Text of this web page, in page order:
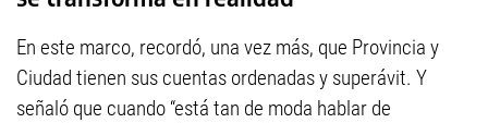
En este marco, recordó, una vez más, que Provincia y
Ciudad tienen sus cuentas ordenadas y superávit. Y
señaló que cuando “está tan de moda hablar de